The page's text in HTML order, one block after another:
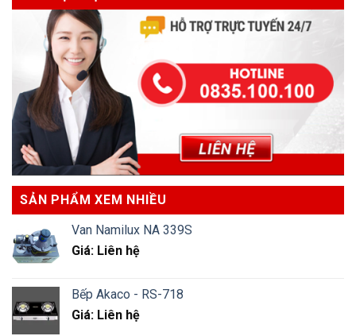
SẢN PHẨM XEM NHIỀU
Van Namilux NA 339S
Giá: Liên hệ
Bếp Akaco - RS-718
Giá: Liên hệ